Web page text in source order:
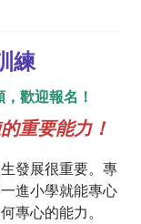
練
歡迎報名！
重要能力！
發展很重要。專
進小學就能專心
專心的能力。